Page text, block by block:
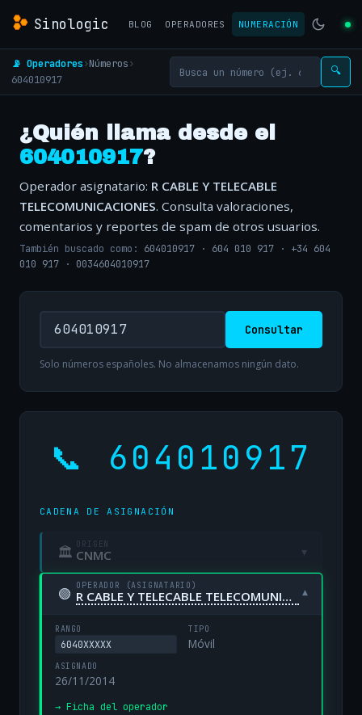
Sinologic BLOG OPERADORES NUMERACIÓN
📡 Operadores›Números›
604010917
🔍
¿Quién llama desde el
604010917?
Operador asignatario: R CABLE Y TELECABLE
TELECOMUNICACIONES. Consulta valoraciones,
comentarios y reportes de spam de otros usuarios.
También buscado como: 604010917 · 604 010 917 · +34 604
010 917 · 0034604010917
Consultar
Solo números españoles. No almacenamos ningún dato.
📞 604010917
CADENA DE ASIGNACIÓN
🏛 ORIGEN
CNMC ▾
🟢 OPERADOR (ASIGNATARIO)
R CABLE Y TELECABLE TELECOMUNICACIONES, S.A. UNIPERSONAL ▾
RANGO
6040XXXXX
TIPO
Móvil
ASIGNADO
26/11/2014
→ Ficha del operador